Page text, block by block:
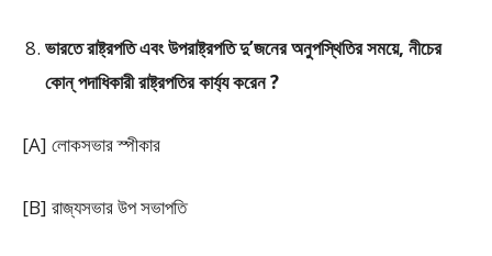
ভারতে রাষ্ট্রপতি এবং উপরাষ্ট্রপতি দু’জনের অনুপস্থিতির সময়ে, নীচের
কোন্ পদাধিকারীরাষ্ট্রপতির কার্য্য করেন ?
[A] লোকসভার স্পীকার
[B] রাজ্যসভার উপ সভাপতি